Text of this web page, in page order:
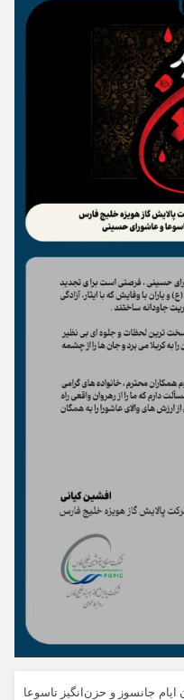
ایام جانسوز و حزن‌انگیز تاسوعا